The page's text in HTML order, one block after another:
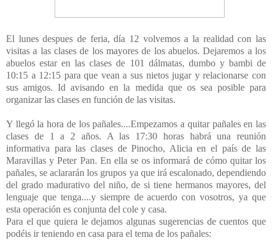
El lunes despues de feria, día 12 volvemos a la realidad con las
visitas a las clases de los mayores de los abuelos. Dejaremos a los
abuelos estar en las clases de 101 dálmatas, dumbo y bambi de
10:15 a 12:15 para que vean a sus nietos jugar y relacionarse con
sus amigos. Id avisando en la medida que os sea posible para
organizar las clases en función de las visitas.
Y llegó la hora de los pañales....Empezamos a quitar pañales en las
clases de 1 a 2 años. A las 17:30 horas habrá una reunión
informativa para las clases de Pinocho, Alicia en el país de las
Maravillas y Peter Pan. En ella se os informará de cómo quitar los
pañales, se aclararán los grupos ya que irá escalonado, dependiendo
del grado madurativo del niño, de si tiene hermanos mayores, del
lenguaje que tenga....y siempre de acuerdo con vosotros, ya que
esta operación es conjunta del cole y casa.
Para el que quiera le dejamos algunas sugerencias de cuentos que
podéis ir teniendo en casa para el tema de los pañales: